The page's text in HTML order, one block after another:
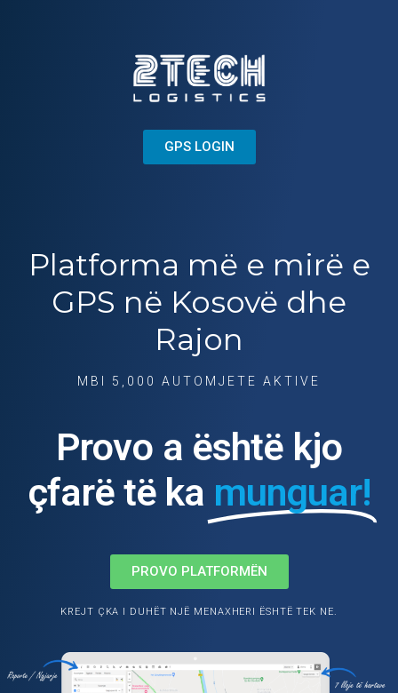
GPS LOGIN
Platforma më e mirë e
GPS në Kosovë dhe
Rajon
MBI 5,000 AUTOMJETE AKTIVE
Provo a është kjo
çfarë të ka munguar!
PROVO PLATFORMËN
KREJT ÇKA I DUHËT NJË MENAXHERI ËSHTË TEK NE.